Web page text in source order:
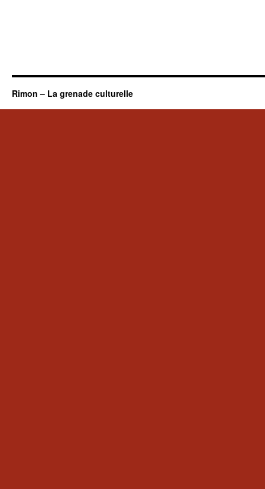
Rimon – La grenade culturelle